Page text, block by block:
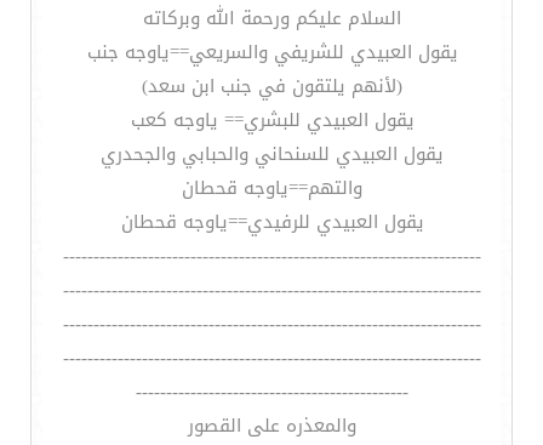
السلام عليكم ورحمة الله وبركاته
يقول العبيدي للشريفي والسريعي==ياوجه جنب
(لأنهم يلتقون في جنب ابن سعد)
يقول العبيدي للبشري== ياوجه كعب
يقول العبيدي للسنحاني والحبابي والجحدري
والتهم==ياوجه قحطان
يقول العبيدي للرفيدي==ياوجه قحطان
---------------------------------------------------------------------
---------------------------------------------------------------------
---------------------------------------------------------------------
---------------------------------------------------------------------
---------------------------------------------
والمعذره على القصور